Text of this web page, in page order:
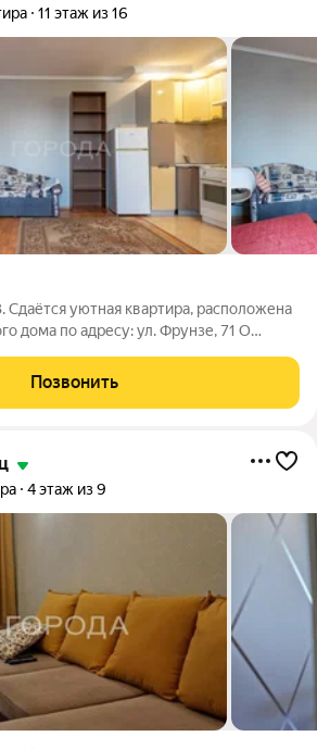
11 этаж из 16
Сдаётся уютная квартира, расположена
дома по адресу: ул. Фрунзе, 71 О
Квартира светлая, просторная.
Позвонить
4 этаж из 9